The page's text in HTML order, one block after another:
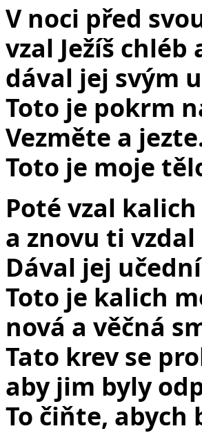
V noci před
vzal Ježíš
dával jej svým
Toto je pokrm
Vezměte a
Toto je moje
Poté vzal
a znovu ti
Dával jej
Toto je kalich
nová a věčná
Tato krev se
aby jim byly
To čiňte,